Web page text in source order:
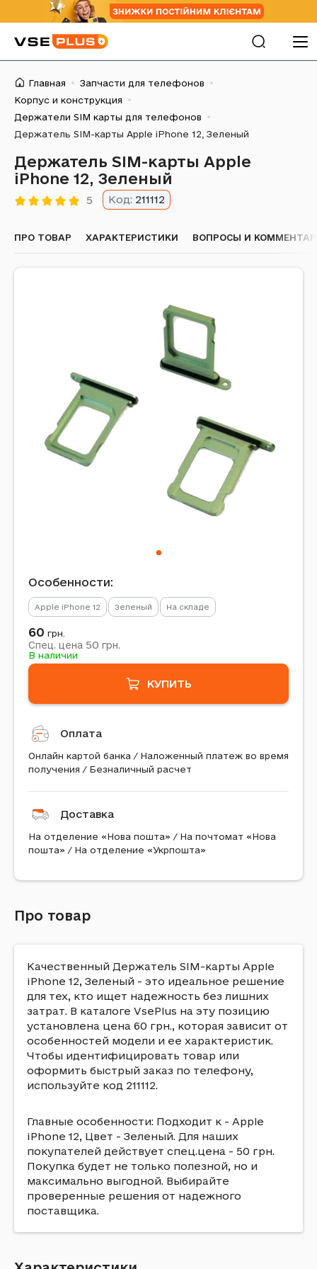
Главная
Запчасти для телефонов
Корпус и конструкция
Держатели SIM карты для телефонов
Держатель SIM-карты Apple iPhone 12, Зеленый
Держатель SIM-карты Apple
iPhone 12, Зеленый
5 Код: 211112
ПРО ТОВАР ХАРАКТЕРИСТИКИ ВОПРОСЫ И
Особенности:
Apple iPhone 12 Зеленый На складе
60 грн.
Спец. цена 50 грн.
В наличии
КУПИТЬ
Оплата
Онлайн картой банка / Наложенный платеж во время
получения / Безналичный расчет
Доставка
На отделение «Нова пошта» / На почтомат «Нова
пошта» / На отделение «Укрпошта»
Про товар
Качественный Держатель SIM-карты Apple
iPhone 12, Зеленый - это идеальное решение
для тех, кто ищет надежность без лишних
затрат. В каталоге VsePlus на эту позицию
установлена цена 60 грн., которая зависит от
особенностей модели и ее характеристик.
Чтобы идентифицировать товар или
оформить быстрый заказ по телефону,
используйте код 211112.
Главные особенности: Подходит к - Apple
iPhone 12, Цвет - Зеленый. Для наших
покупателей действует спец.цена - 50 грн.
Покупка будет не только полезной, но и
максимально выгодной. Выбирайте
проверенные решения от надежного
поставщика.